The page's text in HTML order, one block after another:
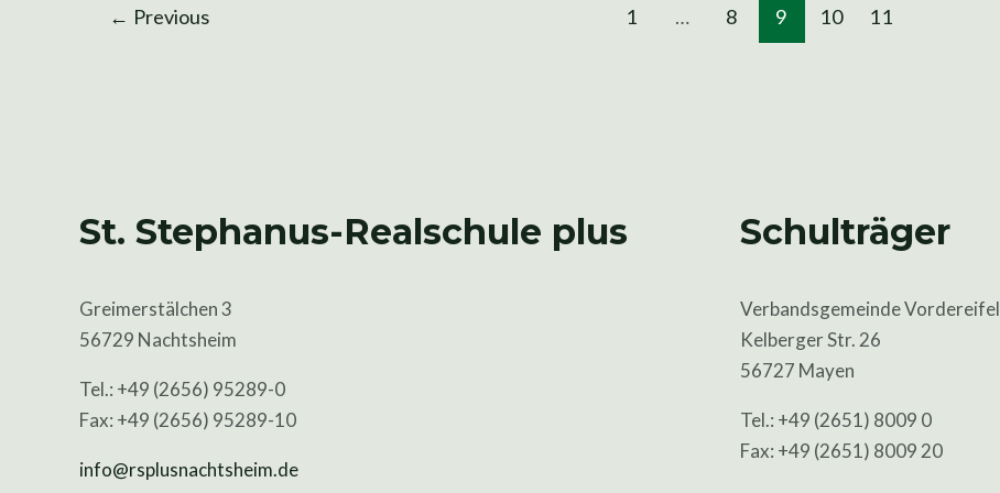
← Previous 1 … 8 9 10 11
St. Stephanus-Realschule plus
Greimerstälchen 3
56729 Nachtsheim
Tel.: +49 (2656) 95289-0
Fax: +49 (2656) 95289-10
info@rsplusnachtsheim.de
Schulträger
Verbandsgemeinde Vordereifel
Kelberger Str. 26
56727 Mayen
Tel.: +49 (2651) 8009 0
Fax: +49 (2651) 8009 20